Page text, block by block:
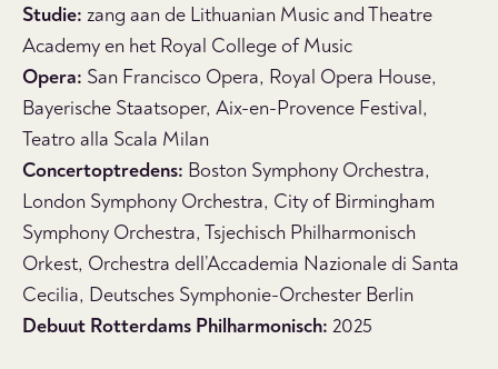
Studie: zang aan de Lithuanian Music and Theatre
Academy en het Royal College of Music
Opera: San Francisco Opera, Royal Opera House,
Bayerische Staatsoper, Aix-en-Provence Festival,
Teatro alla Scala Milan
Concertoptredens: Boston Symphony Orchestra,
London Symphony Orchestra, City of Birmingham
Symphony Orchestra, Tsjechisch Philharmonisch
Orkest, Orchestra dell’Accademia Nazionale di Santa
Cecilia, Deutsches Symphonie-Orchester Berlin
Debuut Rotterdams Philharmonisch: 2025